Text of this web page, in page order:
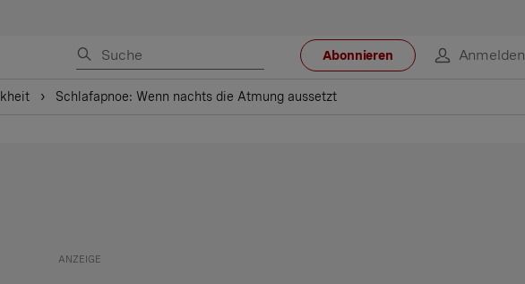
Abonnieren Anmelden
Schlafapnoe: Wenn nachts die Atmung aussetzt